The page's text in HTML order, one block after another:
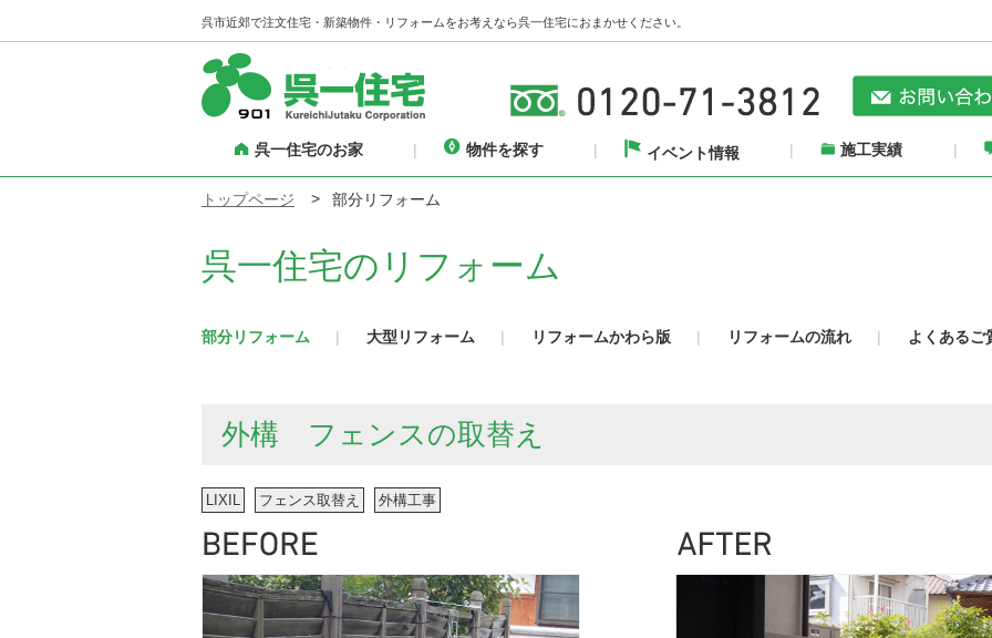
呉市近郊で注文住宅・新築物件・リフォームをお考えなら呉一住宅におまかせください。
呉一住宅のお家 物件を探す イベント情報 施工実績
トップページ 部分リフォーム
呉一住宅のリフォーム
部分リフォーム 大型リフォーム リフォームかわら版 リフォームの流れ よくあるご
外構 フェンスの取替え
LIXIL フェンス取替え 外構工事